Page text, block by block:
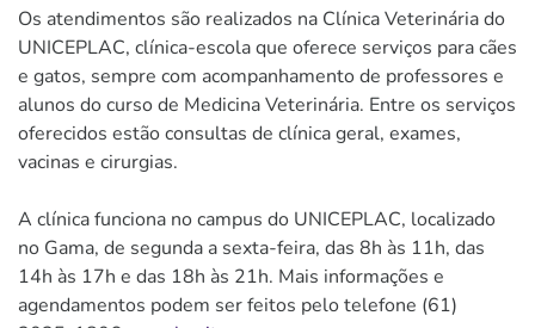
Os atendimentos são realizados na Clínica Veterinária do
UNICEPLAC, clínica-escola que oferece serviços para cães
e gatos, sempre com acompanhamento de professores e
alunos do curso de Medicina Veterinária. Entre os serviços
oferecidos estão consultas de clínica geral, exames,
vacinas e cirurgias.
A clínica funciona no campus do UNICEPLAC, localizado
no Gama, de segunda a sexta-feira, das 8h às 11h, das
14h às 17h e das 18h às 21h. Mais informações e
agendamentos podem ser feitos pelo telefone (61)